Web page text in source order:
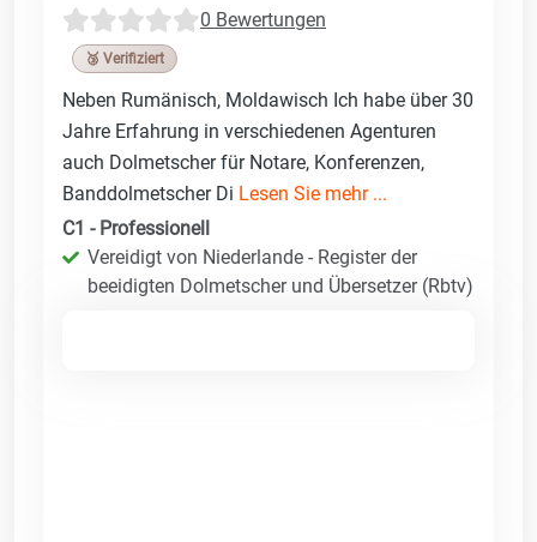
0 Bewertungen
🥉 Verifiziert
Neben Rumänisch, Moldawisch Ich habe über 30
Jahre Erfahrung in verschiedenen Agenturen
auch Dolmetscher für Notare, Konferenzen,
Banddolmetscher Di Lesen Sie mehr ...
C1 - Professionell
Vereidigt von Niederlande - Register der
beeidigten Dolmetscher und Übersetzer (Rbtv)